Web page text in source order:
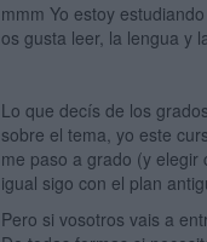
mmm Yo estoy
os gusta leer, la lengua y
Lo que decís de los
sobre el tema, yo este
me paso a grado (y
igual sigo con el plan
Pero si vosotros vais a